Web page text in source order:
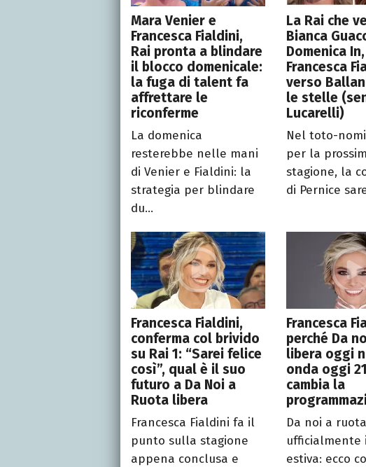
Mara Venier e
Francesca Fialdini,
Rai pronta a blindare
il blocco domenicale:
la fuga di talent fa
affrettare le
riconferme
La domenica
resterebbe nelle mani
di Venier e Fialdini: la
strategia per blindare
du...
La Rai che
Bianca
Domenica In,
Francesca
verso
le stelle
Lucarelli)
Nel toto-
per la
stagione, la
di Pernice
Francesca Fialdini,
conferma col brivido
su Rai 1: “Sarei felice
così”, qual è il suo
futuro a Da Noi a
Ruota libera
Francesca Fialdini fa il
punto sulla stagione
appena conclusa e
Francesca
perché Da
libera oggi
onda oggi
cambia la
Da noi a
ufficialmente
estiva: ecco